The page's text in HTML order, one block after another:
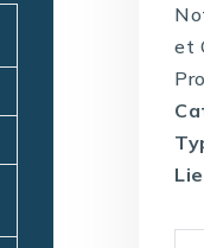
et